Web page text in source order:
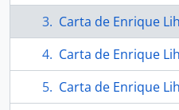
Carta de Enrique Lihn
Carta de Enrique Lihn
Carta de Enrique Lihn